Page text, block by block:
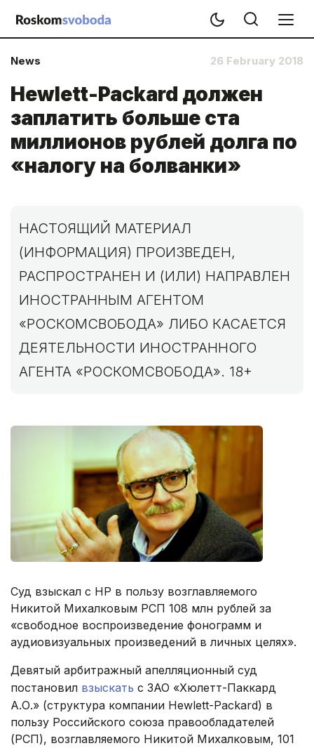
News 26 February 2018
Hewlett-Packard должен
заплатить больше ста
миллионов рублей долга по
«налогу на болванки»
НАСТОЯЩИЙ МАТЕРИАЛ
(ИНФОРМАЦИЯ) ПРОИЗВЕДЕН,
РАСПРОСТРАНЕН И (ИЛИ) НАПРАВЛЕН
ИНОСТРАННЫМ АГЕНТОМ
«РОСКОМСВОБОДА» ЛИБО КАСАЕТСЯ
ДЕЯТЕЛЬНОСТИ ИНОСТРАННОГО
АГЕНТА «РОСКОМСВОБОДА». 18+
Суд взыскал с HP в пользу возглавляемого
Никитой Михалковым РСП 108 млн рублей за
«свободное воспроизведение фонограмм и
аудиовизуальных произведений в личных целях».
Девятый арбитражный апелляционный суд
постановил взыскать с ЗАО «Хюлетт-Паккард
А.О.» (структура компании Hewlett-Packard) в
пользу Российского союза правообладателей
(РСП), возглавляемого Никитой Михалковым, 101